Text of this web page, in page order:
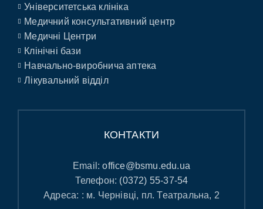
Університетська клініка
Медичний консультативний центр
Медичні Центри
Клінічні бази
Навчально-виробнича аптека
Лікувальний відділ
КОНТАКТИ
Email:office@bsmu.edu.ua
Телефон: (0372) 55-37-54
Адреса: : м. Чернівці, пл. Театральна, 2